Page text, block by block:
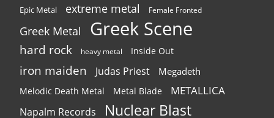
Epic Metal extreme metal Female Fronted
Greek Metal Greek Scene
hard rock heavy metal Inside Out
iron maiden Judas Priest Megadeth
Melodic Death Metal Metal Blade METALLICA
Napalm Records Nuclear Blast